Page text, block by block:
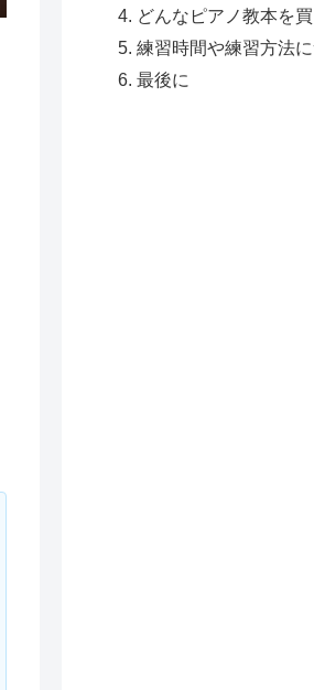
どんなピアノ教本を
練習時間や練習方法
最後に